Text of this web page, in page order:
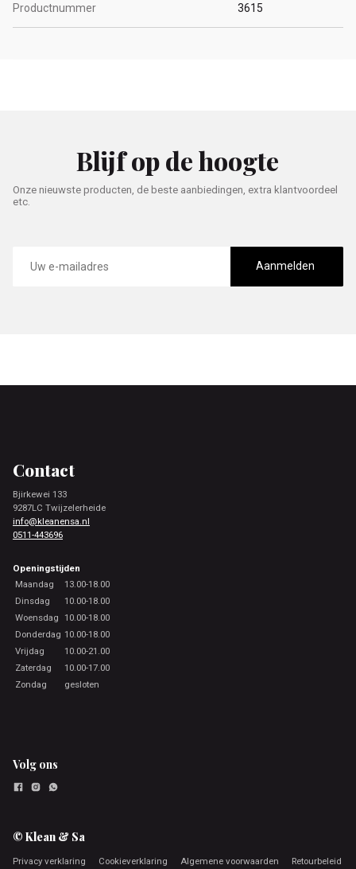
Productnummer 3615
Blijf op de hoogte
Onze nieuwste producten, de beste aanbiedingen, extra klantvoordeel
etc.
mailadres
Aanmelden
Contact
Bjirkewei 133
9287LC Twijzelerheide
info@kleanensa.nl
0511-443696
Openingstijden
Maandag
13.00-18.00
Dinsdag
10.00-18.00
Woensdag 10.00-18.00
Donderdag 10.00-18.00
Vrijdag
10.00-21.00
Zaterdag
10.00-17.00
Zondag
gesloten
Volg ons
© Klean & Sa
Privacy verklaring Cookieverklaring Algemene voorwaarden Retourbeleid